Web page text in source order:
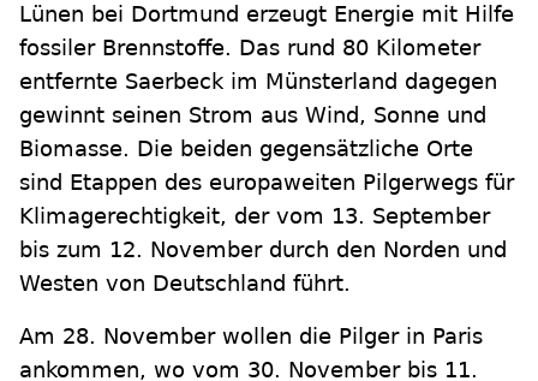
Lünen bei Dortmund erzeugt Energie mit Hilfe
fossiler Brennstoffe. Das rund 80 Kilometer
entfernte Saerbeck im Münsterland dagegen
gewinnt seinen Strom aus Wind, Sonne und
Biomasse. Die beiden gegensätzliche Orte
sind Etappen des europaweiten Pilgerwegs für
Klimagerechtigkeit, der vom 13. September
bis zum 12. November durch den Norden und
Westen von Deutschland führt.
Am 28. November wollen die Pilger in Paris
ankommen, wo vom 30. November bis 11.